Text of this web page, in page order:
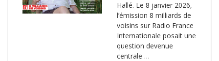
Hallé. Le 8 janvier 2026,
l’émission 8 milliards de
voisins sur Radio France
Internationale posait une
question devenue
centrale …